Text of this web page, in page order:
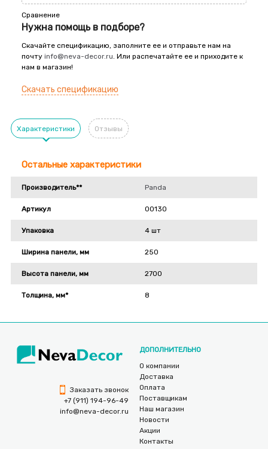
Сравнение
Нужна помощь в подборе?
Скачайте спецификацию, заполните ее и отправьте нам на
почту info@neva-decor.ru. Или распечатайте ее и приходите к
нам в магазин!
Скачать спецификацию
Характеристики Отзывы
Остальные характеристики
Производитель** Panda
Артикул 00130
Упаковка 4 шт
Ширина панели, мм 250
Высота панели, мм 2700
Толщина, мм* 8
Заказать звонок
+7 (911) 194-96-49
info@neva-decor.ru
ДОПОЛНИТЕЛЬНО
О компании
Доставка
Оплата
Поставщикам
Наш магазин
Новости
Акции
Контакты